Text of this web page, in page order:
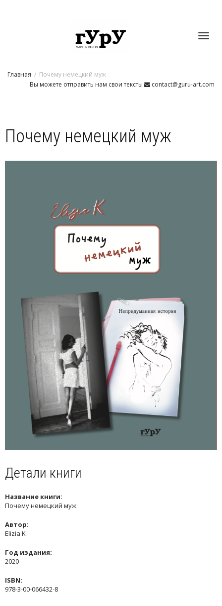
Главная
Почему немецкий муж
Вы можете отправить нам свои тексты
contact@guru-art.com
Почему немецкий муж
Детали книги
Название книги:
Почему немецкий муж
Автор:
Elizia K
Год издания:
2020
ISBN:
978-3-00-066432-8